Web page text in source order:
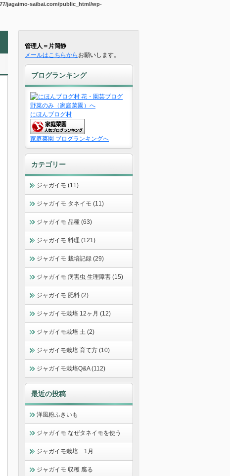
jagaimo-saibai.com/public_html/wp-
管理人＝片岡静
メールはこちらから お願いします。
ブログランキング
にほんブログ村
家庭菜園 ブログランキングへ
カテゴリー
ジャガイモ (11)
ジャガイモ タネイモ (11)
ジャガイモ 品種 (63)
ジャガイモ 料理 (121)
ジャガイモ 栽培記録 (29)
ジャガイモ 病害虫 生理障害 (15)
ジャガイモ 肥料 (2)
ジャガイモ栽培 12ヶ月 (12)
ジャガイモ栽培 土 (2)
ジャガイモ栽培 育て方 (10)
ジャガイモ栽培Q&A (112)
最近の投稿
洋風粉ふきいも
ジャガイモ なぜタネイモを使う
ジャガイモ栽培 1月
ジャガイモ 収穫 腐る